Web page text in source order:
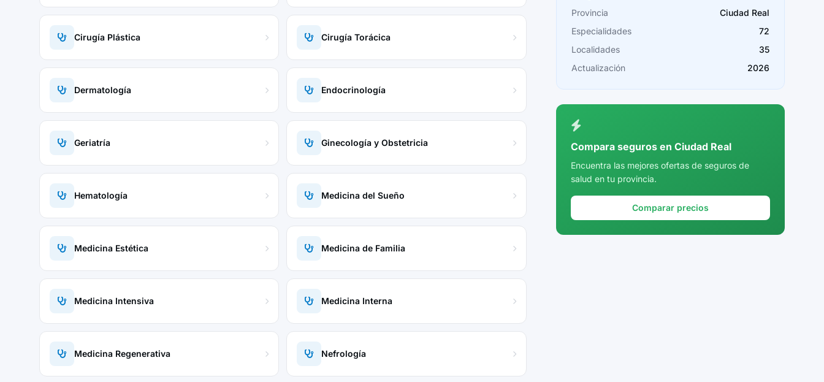
Cirugía Plástica Cirugía Torácica
Dermatología Endocrinología
Geriatría Ginecología y Obstetricia
Hematología Medicina del Sueño
Medicina Estética Medicina de Familia
Medicina Intensiva Medicina Interna
Medicina Regenerativa Nefrología
Cádiz
Cantabria
Castellón
Córdoba
Cuenca
Girona
Provincia
Ciudad Real
Especialidades
72
Localidades
35
Actualización
2026
Compara seguros en Ciudad Real
Encuentra las mejores ofertas de seguros de
salud en tu provincia.
Comparar precios